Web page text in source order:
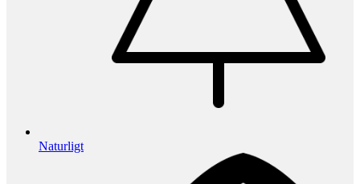
Naturligt